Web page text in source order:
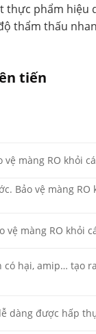
phẩm hiệu
thẩm thấu
tiến
màng RO khỏi
Bảo vệ màng RO
màng RO khỏi
có hại, amip… tạo
dàng được hấp